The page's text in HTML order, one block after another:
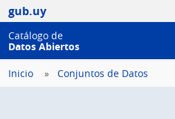
gub.uy
Catálogo de
Datos Abiertos
Inicio Conjuntos de Datos